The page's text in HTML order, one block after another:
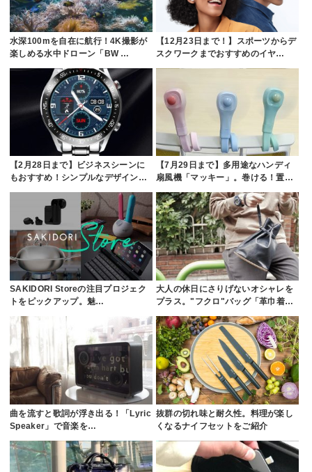
水深100mを自在に航行！4K撮影が
楽しめる水中ドローン「BW …
【12月23日まで！】スポーツからデ
スクワークまでおすすめのイヤ…
【2月28日まで】ビジネスシーンに
もおすすめ！シンプルなデザイン…
【7月29日まで】多用途なハンディ
扇風機「マッキー」。巻ける！置…
SAKIDORI Storeの注目プロジェク
トをピックアップ。魅…
大人の休日にさりげないオシャレを
プラス。"フクロ"バッグ「革巾着…
曲を流すと歌詞が浮き出る！「Lyric
Speaker」で音楽を…
抜群の切れ味と耐久性。料理が楽し
くなるナイフセットをご紹介